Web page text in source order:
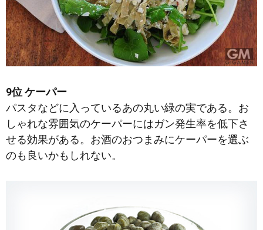
9位 ケーパー
パスタなどに入っているあの丸い緑の実である。お
しゃれな雰囲気のケーパーにはガン発生率を低下さ
せる効果がある。お酒のおつまみにケーパーを選ぶ
のも良いかもしれない。